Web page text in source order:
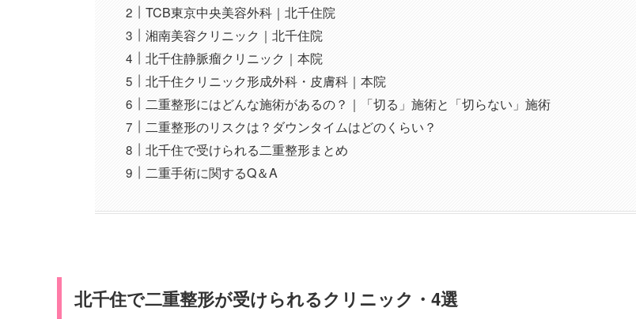
TCB東京中央美容外科｜北千住院
湘南美容クリニック｜北千住院
北千住静脈瘤クリニック｜本院
北千住クリニック形成外科・皮膚科｜本院
二重整形にはどんな施術があるの？｜「切る」施術と「切らない」施術
二重整形のリスクは？ダウンタイムはどのくらい？
北千住で受けられる二重整形まとめ
二重手術に関するQ＆A
北千住で二重整形が受けられるクリニック・4選